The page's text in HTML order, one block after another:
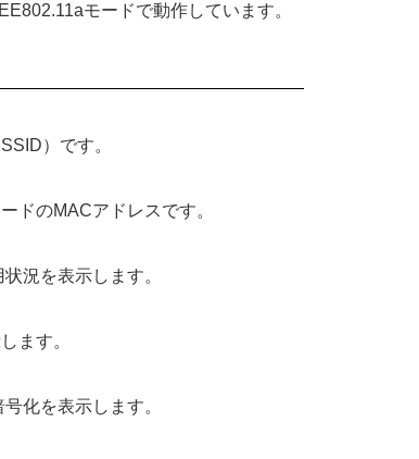
モードで動作しています。
）です。
ドのMACアドレスです。
況を表示します。
ます。
化を表示します。